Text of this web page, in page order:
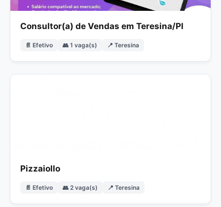
Consultor(a) de Vendas em Teresina/PI
📄 Efetivo 👥 1 vaga(s) 📍 Teresina
Pizzaiollo
📄 Efetivo 👥 2 vaga(s) 📍 Teresina